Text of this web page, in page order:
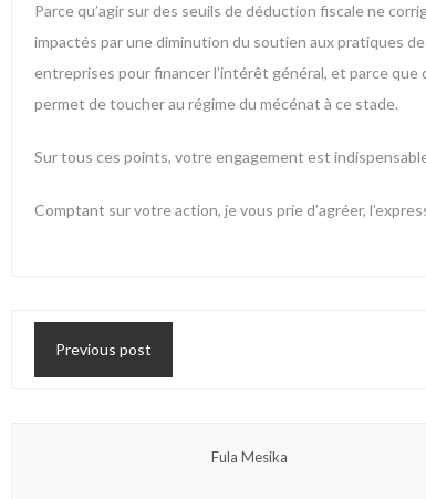
Parce qu’agir sur des seuils de déduction fiscale ne
impactés par une diminution du soutien aux pratiques
entreprises pour financer l’intérêt général, et parce
permet de toucher au régime du mécénat à ce stade.
Sur tous ces points, votre engagement est
Comptant sur votre action, je vous prie d’agréer,
Previous post
Fula Mesika